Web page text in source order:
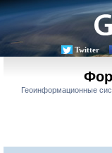
Twitter
Геоинформационные